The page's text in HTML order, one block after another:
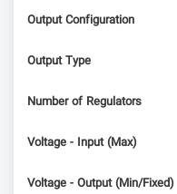
Output Configuration
Output Type
Number of Regulators
Voltage - Input (Max)
Voltage - Output (Min/Fixed)